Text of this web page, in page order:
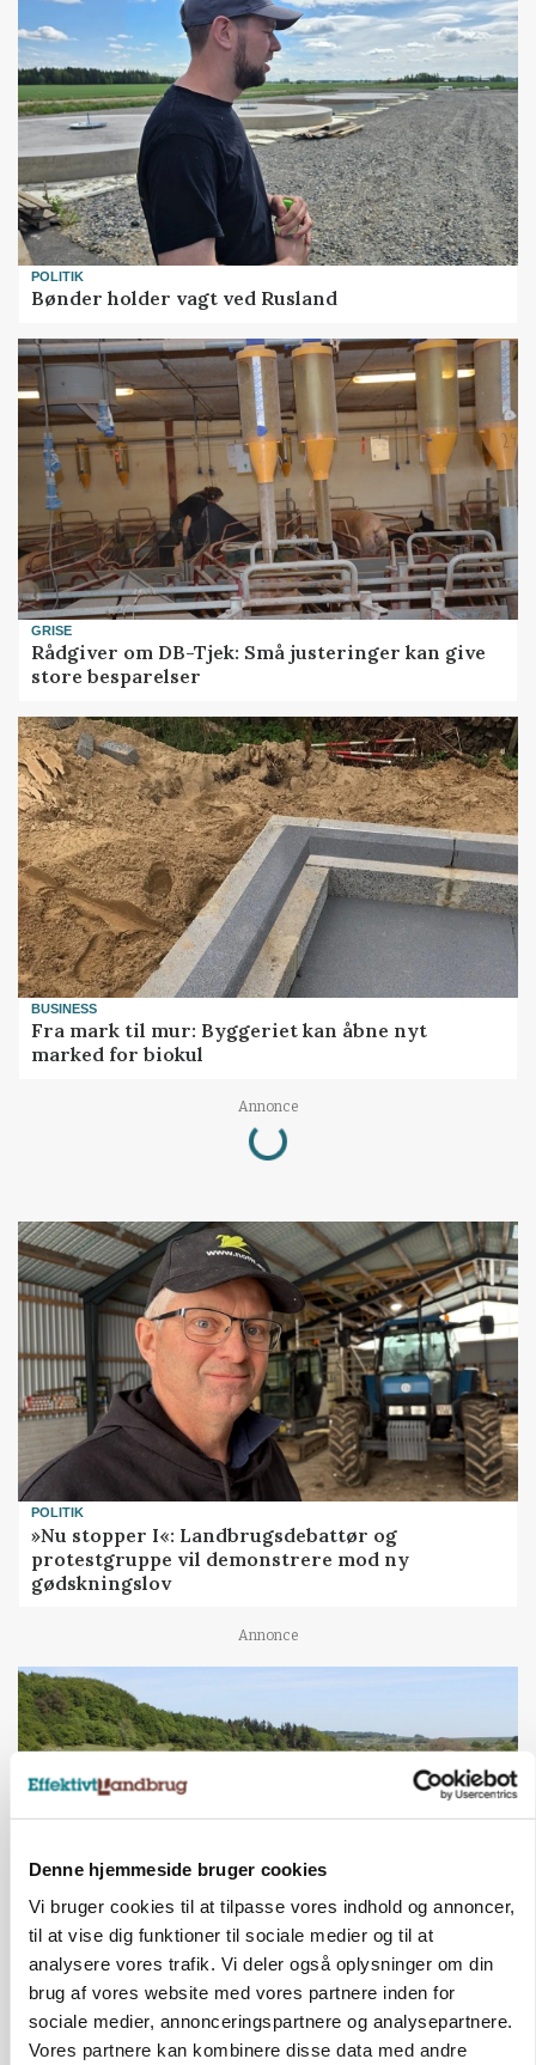
Denne hjemmeside bruger cookies
Vi bruger cookies til at tilpasse vores indhold og annoncer,
til at vise dig funktioner til sociale medier og til at
analysere vores trafik. Vi deler også oplysninger om din
brug af vores website med vores partnere inden for
sociale medier, annonceringspartnere og analysepartnere.
Vores partnere kan kombinere disse data med andre
POLITIK
Bønder holder vagt ved Rusland
GRISE
Rådgiver om DB-Tjek: Små justeringer kan give
store besparelser
BUSINESS
Fra mark til mur: Byggeriet kan åbne nyt
marked for biokul
Annonce
Loading...
POLITIK
»Nu stopper I«: Landbrugsdebattør og
protestgruppe vil demonstrere mod ny
gødskningslov
Annonce
KVÆG
Snart kan man søge tilskud til naturprojekter
Annonce